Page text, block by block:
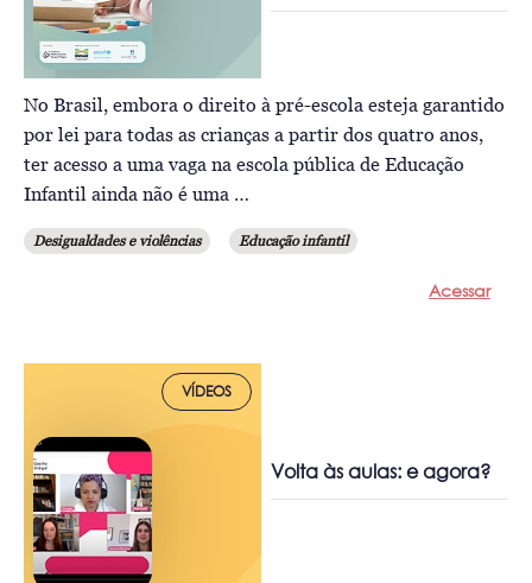
No Brasil, embora o direito à pré-escola esteja garantido
por lei para todas as crianças a partir dos quatro anos,
ter acesso a uma vaga na escola pública de Educação
Infantil ainda não é uma …
Desigualdades e violências Educação infantil
Acessar
VÍDEOS
Volta às aulas: e agora?